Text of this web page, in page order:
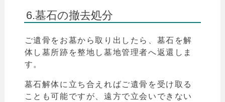
6.墓石の撤去処分
ご遺骨をお墓から取り出したら、墓石を解
体し墓所跡を整地し墓地管理者へ返還しま
す。
墓石解体に立ち合えればご遺骨を受け取る
ことも可能ですが、遠方で立会いできない